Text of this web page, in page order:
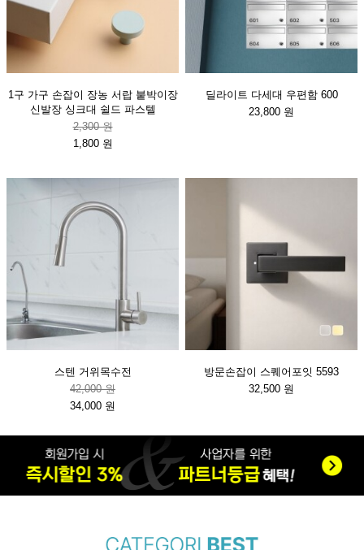
1구 가구 손잡이 장농 서랍 붙박이장
신발장 싱크대 쉴드 파스텔
2,300 원
1,800 원
딜라이트 다세대 우편함 600
23,800 원
스텐 거위목수전
42,000 원
34,000 원
방문손잡이 스퀘어포잇 5593
32,500 원